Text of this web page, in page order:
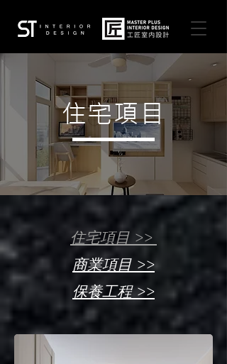
住宅項目
住宅項目 >>
商業項目 >>
保養工程 >>